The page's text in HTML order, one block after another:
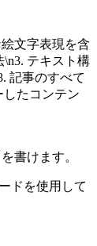
文字表現を含
テキスト構
記事のすべて
たコンテン
書けます。
ドを使用して